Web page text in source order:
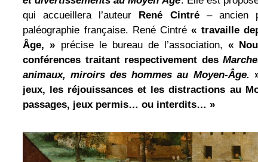
qui accueillera l’auteur
René Cintré– ancien
paléographie française. René Cintré« travaille
Âge, » précise le bureau de l’association, «
conférences traitant respectivement des
animaux, miroirs des hommes au Moyen-Âge.
jeux, les réjouissances et les distractions au
passages, jeux permis… ou interdits… »